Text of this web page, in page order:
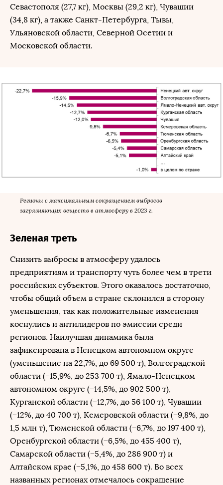
Севастополя (27,7 кг), Москвы (29,2 кг), Чувашии
(34,8 кг), а также Санкт-Петербурга, Тывы,
Ульяновской области, Северной Осетии и
Московской области.
Регионы с максимальным сокращением выбросов
загрязняющих веществ в атмосферу в 2023 г.
Зеленая треть
Снизить выбросы в атмосферу удалось
предприятиям и транспорту чуть более чем в трети
российских субъектов. Этого оказалось достаточно,
чтобы общий объем в стране склонился в сторону
уменьшения, так как положительные изменения
коснулись и антилидеров по эмиссии среди
регионов. Наилучшая динамика была
зафиксирована в Ненецком автономном округе
(уменьшение на 22,7%, до 69 500 т), Волгоградской
области (−15,9%, до 253 700 т), Ямало-Ненецком
автономном округе (−14,5%, до 902 500 т),
Курганской области (−12,7%, до 56 100 т), Чувашии
(−12%, до 40 700 т), Кемеровской области (−9,8%, до
1,5 млн т), Тюменской области (−6,7%, до 197 400 т),
Оренбургской области (−6,5%, до 455 400 т),
Самарской области (−5,4%, до 286 900 т) и
Алтайском крае (−5,1%, до 458 600 т). Во всех
названных регионах отмечалось сокращение